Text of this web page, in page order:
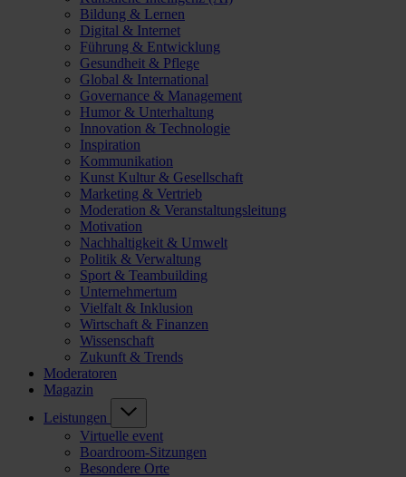
Bildung & Lernen
Digital & Internet
Führung & Entwicklung
Gesundheit & Pflege
Global & International
Governance & Management
Humor & Unterhaltung
Innovation & Technologie
Inspiration
Kommunikation
Kunst Kultur & Gesellschaft
Marketing & Vertrieb
Moderation & Veranstaltungsleitung
Motivation
Nachhaltigkeit & Umwelt
Politik & Verwaltung
Sport & Teambuilding
Unternehmertum
Vielfalt & Inklusion
Wirtschaft & Finanzen
Wissenschaft
Zukunft & Trends
Moderatoren
Magazin
Leistungen
Virtuelle event
Boardroom-Sitzungen
Besondere Orte